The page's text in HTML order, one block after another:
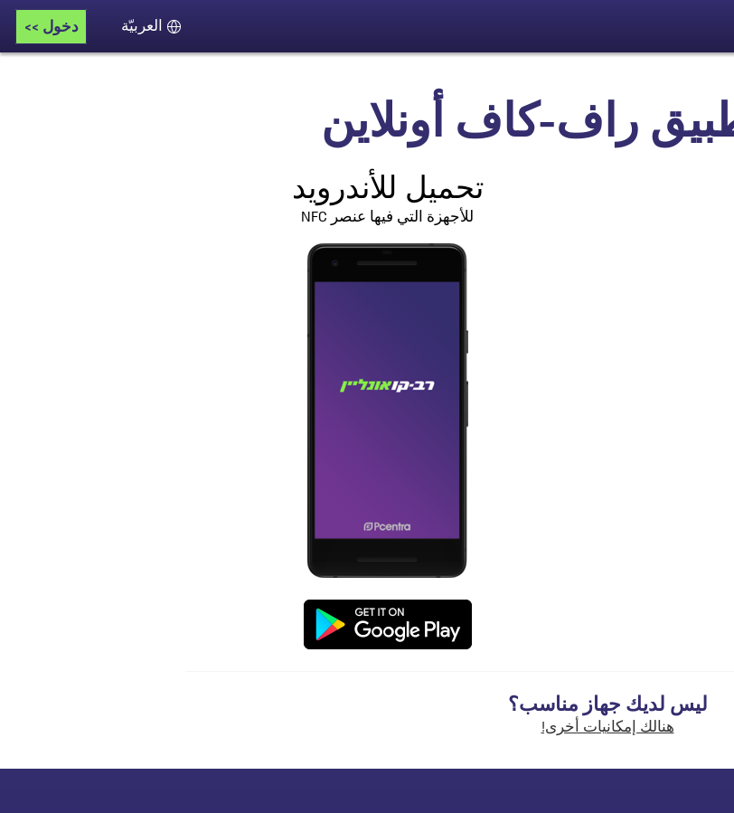
اللغة دخول >>
راف-كاف أونلاين
تحميل للأندرويد
للأجهزة التي فيها عنصر NFC
ليس لديك جهاز مناسب؟
هنالك إمكانيات أخرى!